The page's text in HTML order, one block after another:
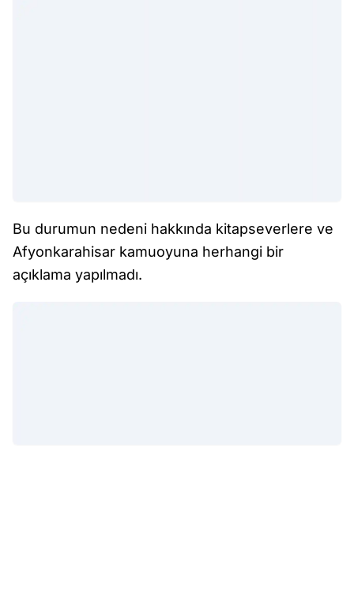
Bu durumun nedeni hakkında kitapseverlere ve
Afyonkarahisar kamuoyuna herhangi bir
açıklama yapılmadı.